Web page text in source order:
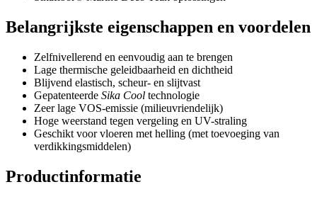
Belangrijkste eigenschappen en voordelen
Zelfnivellerend en eenvoudig aan te brengen
Lage thermische geleidbaarheid en dichtheid
Blijvend elastisch, scheur- en slijtvast
Gepatenteerde Sika Cool technologie
Zeer lage VOS-emissie (milieuvriendelijk)
Hoge weerstand tegen vergeling en UV-straling
Geschikt voor vloeren met helling (met toevoeging van
verdikkingsmiddelen)
Productinformatie